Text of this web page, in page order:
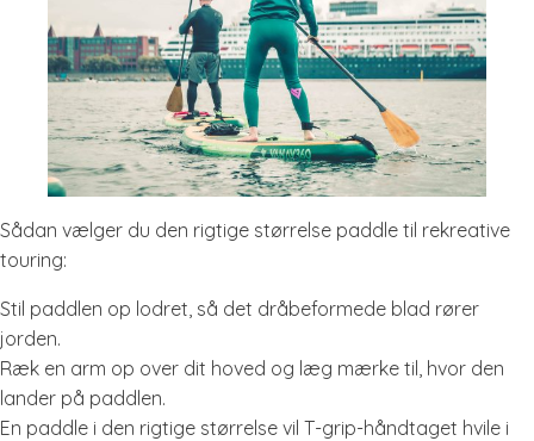
Sådan vælger du den rigtige størrelse paddle til rekreative
touring:
Stil paddlen op lodret, så det dråbeformede blad rører
jorden.
Ræk en arm op over dit hoved og læg mærke til, hvor den
lander på paddlen.
En paddle i den rigtige størrelse vil T-grip-håndtaget hvile i